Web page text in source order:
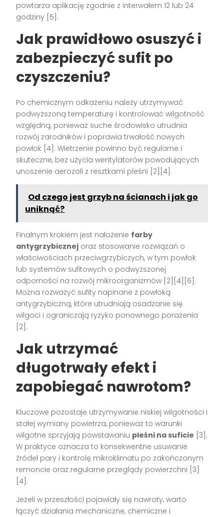
powtarza aplikację zgodnie z interwałem 12 lub 24
godziny [5].
Jak prawidłowo osuszyć i
zabezpieczyć sufit po
czyszczeniu?
Po chemicznym odkażeniu należy utrzymywać
podwyższoną temperaturę i kontrolować wilgotność
względną, ponieważ suche środowisko utrudnia
rozwój zarodników i poprawia trwałość nowych
powłok [4]. Wietrzenie powinno być regularne i
skuteczne, bez użycia wentylatorów powodujących
unoszenie aerozoli z resztkami pleśni [2][4].
Od czego jest grzyb na ścianach i jak go
uniknąć?
Finalnym krokiem jest nałożenie farby
antygrzybicznej oraz stosowanie rozwiązań o
właściwościach przeciwgrzybiczych, w tym powłok
lub systemów sufitowych o podwyższonej
odporności na rozwój mikroorganizmów [2][4][6].
Można rozważyć sufity napinane z powłoką
antygrzybiczną, które utrudniają osadzanie się
wilgoci i ograniczają ryzyko ponownego porażenia
[2].
Jak utrzymać
długotrwały efekt i
zapobiegać nawrotom?
Kluczowe pozostaje utrzymywanie niskiej wilgotności i
stałej wymiany powietrza, ponieważ to warunki
wilgotne sprzyjają powstawaniu pleśni na suficie [3].
W praktyce oznacza to konsekwentne usuwanie
źródeł pary i kontrolę mikroklimatu po zakończonym
remoncie oraz regularne przeglądy powierzchni [3]
[4].
Jeżeli w przeszłości pojawiały się nawroty, warto
łączyć działania mechaniczne, chemiczne i